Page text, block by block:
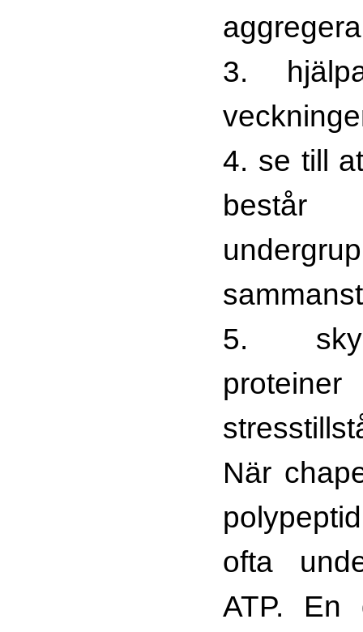
3.
4. se till
5.
När
ofta
ATP. En